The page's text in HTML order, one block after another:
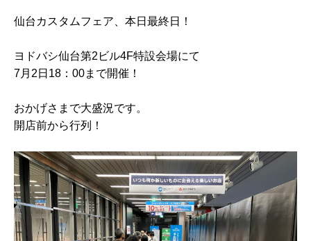
仙台カスタムフェア、本日最終日！
ヨドバシ仙台第2ビル4F特設会場にて
7月2日18：00まで開催！
おかげさまで大盛況です。
開店前から行列！